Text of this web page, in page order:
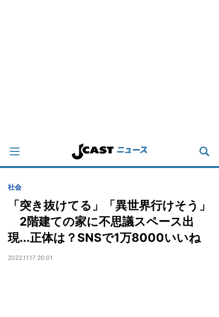
社会
「突き抜けてる」「異世界行けそう」
2階建ての家に不思議スペース出
現...正体は？SNSで1万8000いいね
2022.11.17 20:01